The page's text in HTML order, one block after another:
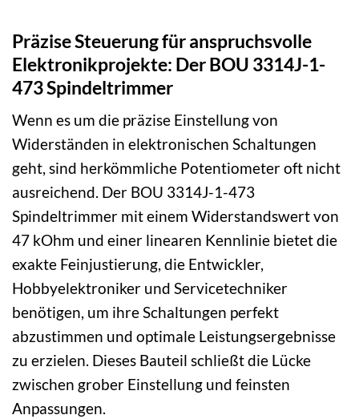
Präzise Steuerung für anspruchsvolle
Elektronikprojekte: Der BOU 3314J-1-
473 Spindeltrimmer
Wenn es um die präzise Einstellung von
Widerständen in elektronischen Schaltungen
geht, sind herkömmliche Potentiometer oft nicht
ausreichend. Der BOU 3314J-1-473
Spindeltrimmer mit einem Widerstandswert von
47 kOhm und einer linearen Kennlinie bietet die
exakte Feinjustierung, die Entwickler,
Hobbyelektroniker und Servicetechniker
benötigen, um ihre Schaltungen perfekt
abzustimmen und optimale Leistungsergebnisse
zu erzielen. Dieses Bauteil schließt die Lücke
zwischen grober Einstellung und feinsten
Anpassungen.